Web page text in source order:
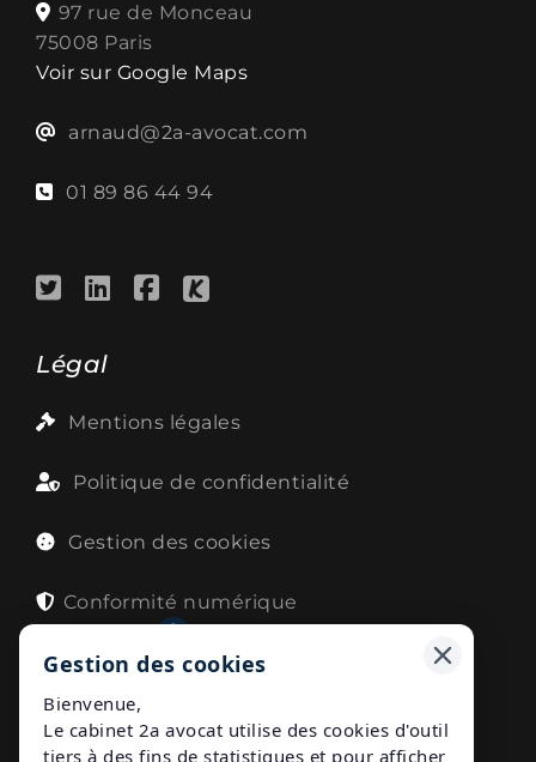
97 rue de Monceau
75008 Paris
Voir sur Google Maps
arnaud@2a-avocat.com
01 89 86 44 94
Légal
Mentions légales
Politique de confidentialité
Gestion des cookies
Conformité numérique
Publications
Gestion des cookies
Bienvenue,
Le cabinet 2a avocat utilise des cookies d'outil
tiers à des fins de statistiques et pour afficher